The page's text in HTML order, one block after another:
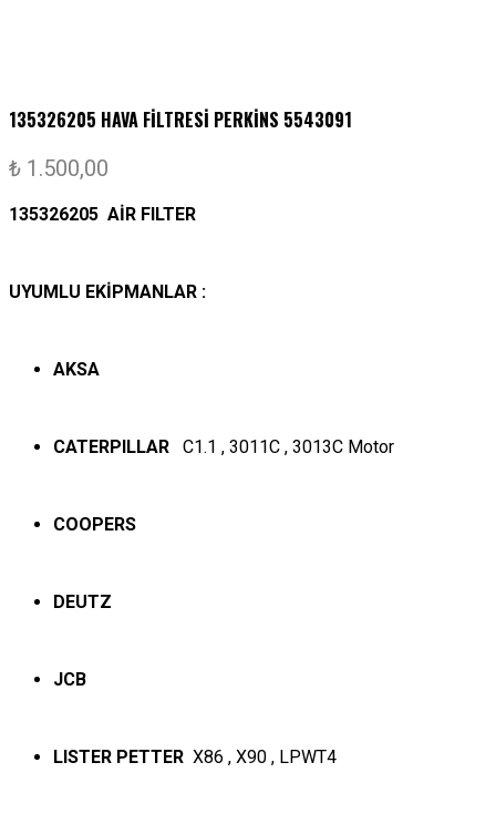
135326205 HAVA FİLTRESİ PERKİNS 5543091
₺ 1.500,00
135326205 AİR FILTER
UYUMLU EKİPMANLAR :
AKSA
CATERPILLAR C1.1 , 3011C , 3013C Motor
COOPERS
DEUTZ
JCB
LISTER PETTER X86 , X90 , LPWT4